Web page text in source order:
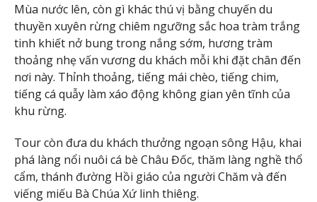
Mùa nước lên, còn gì khác thú vị bằng chuyến du
thuyền xuyên rừng chiêm ngưỡng sắc hoa tràm trắng
tinh khiết nở bung trong nắng sớm, hương tràm
thoảng nhẹ vấn vương du khách mỗi khi đặt chân đến
nơi này. Thỉnh thoảng, tiếng mái chèo, tiếng chim,
tiếng cá quẫy làm xáo động không gian yên tĩnh của
khu rừng.
Tour còn đưa du khách thưởng ngoạn sông Hậu, khai
phá làng nổi nuôi cá bè Châu Đốc, thăm làng nghề thổ
cẩm, thánh đường Hồi giáo của người Chăm và đến
viếng miếu Bà Chúa Xứ linh thiêng.